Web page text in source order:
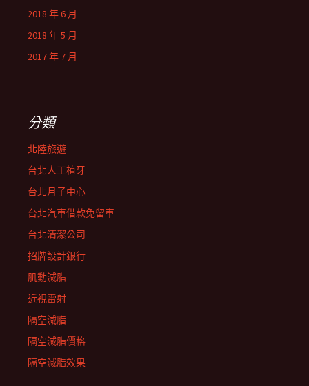
2018 年 6 月
2018 年 5 月
2017 年 7 月
分類
北陸旅遊
台北人工植牙
台北月子中心
台北汽車借款免留車
台北清潔公司
招牌設計銀行
肌動減脂
近視雷射
隔空減脂
隔空減脂價格
隔空減脂效果